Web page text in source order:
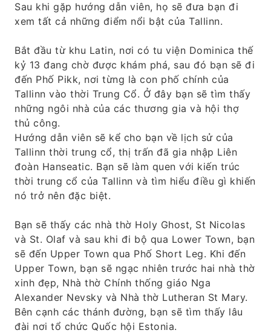
Sau khi gặp hướng dẫn viên, họ sẽ đưa bạn đi
xem tất cả những điểm nổi bật của Tallinn.
Bắt đầu từ khu Latin, nơi có tu viện Dominica thế
kỷ 13 đang chờ được khám phá, sau đó bạn sẽ đi
đến Phố Pikk, nơi từng là con phố chính của
Tallinn vào thời Trung Cổ. Ở đây bạn sẽ tìm thấy
những ngôi nhà của các thương gia và hội thợ
thủ công.
Hướng dẫn viên sẽ kể cho bạn về lịch sử của
Tallinn thời trung cổ, thị trấn đã gia nhập Liên
đoàn Hanseatic. Bạn sẽ làm quen với kiến ​​trúc
thời trung cổ của Tallinn và tìm hiểu điều gì khiến
nó trở nên đặc biệt.
Bạn sẽ thấy các nhà thờ Holy Ghost, St Nicolas
và St. Olaf và sau khi đi bộ qua Lower Town, bạn
sẽ đến Upper Town qua Phố Short Leg. Khi đến
Upper Town, bạn sẽ ngạc nhiên trước hai nhà thờ
xinh đẹp, Nhà thờ Chính thống giáo Nga
Alexander Nevsky và Nhà thờ Lutheran St Mary.
Bên cạnh các thánh đường, bạn sẽ tìm thấy lâu
đài nơi tổ chức Quốc hội Estonia.